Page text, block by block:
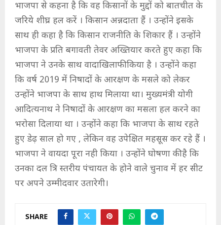
भाजपा से कहना है कि वह किसानों के मुद्दों को बातचीत के
जरिये शीघ्र हल करें । किसान अन्नदाता हैं । उन्होंने इसके
साथ ही कहा है कि किसान राजनीति के शिकार हैं । उन्होंने
भाजपा के प्रति बगावती तेवर अख्तियार करते हुए कहा कि
भाजपा ने उनके साथ वादाखिलाफी किया है । उन्होंने कहा
कि वर्ष 2019 में निषादों के आरक्षण के मसले को लेकर
उन्होंने भाजपा के साथ हाथ मिलाया था। मुख्यमंत्री योगी
आदित्यनाथ ने निषादों के आरक्षण का मसला हल करने का
भरोसा दिलाया था । उन्होंने कहा कि भाजपा के साथ रहते
हुए डेढ़ साल हो गए , लेकिन वह उपेक्षित महसूस कर रहे हैं ।
भाजपा ने वायदा पूरा नही किया । उन्होंने घोषणा की है कि
उनका दल त्रि स्तरीय पंचायत के होने वाले चुनाव में हर सीट
पर अपने उम्मीदवार उतारेगी।
SHARE